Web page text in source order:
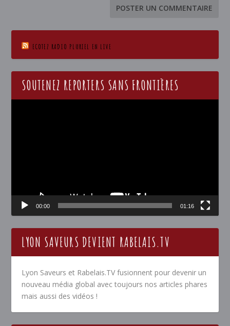
ECOTEZ RADIO PLURIEL EN LIVE
SOUTENEZ REPORTERS SANS FRONTIÈRES
00:00 01:16
LYON SAVEURS DEVIENT RABELAIS.TV
Lyon Saveurs et Rabelais.TV fusionnent pour devenir un
nouveau média global avec toujours nos articles phares
mais aussi des vidéos !